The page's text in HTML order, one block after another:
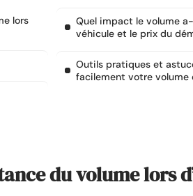
lors
Quel impact le volume
véhicule et le prix du
Outils pratiques et
facilement votre volume
du volume lors